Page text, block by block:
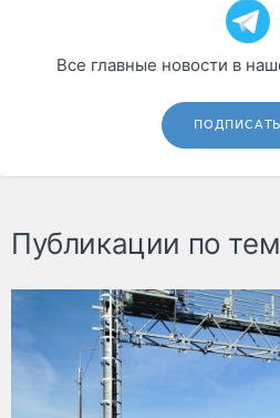
Все главные новости в
Публикации по